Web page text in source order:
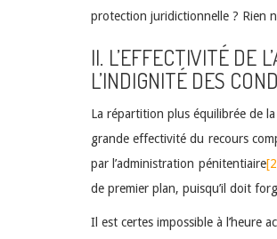
protection juridictionnelle ? Rien
II. L’EFFECTIVITÉ DE
L’INDIGNITÉ DES
La répartition plus équilibrée de
grande effectivité du recours
par l’administration pénitentiaire
de premier plan, puisqu’il doit
Il est certes impossible à l’heure